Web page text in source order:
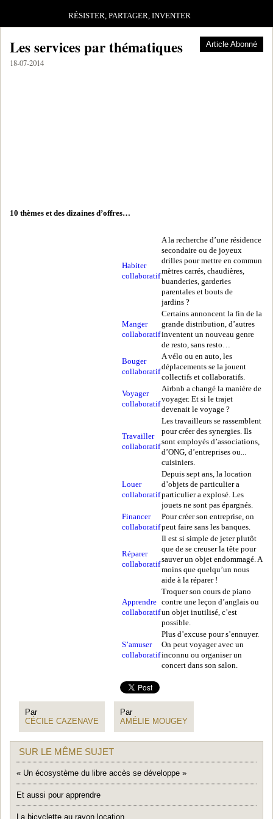
RÉSISTER, PARTAGER, INVENTER
Article Abonné
Les services par thématiques
18-07-2014
10 thèmes et des dizaines d’offres…
Habiter
collaboratif
A la recherche d’une résidence
secondaire ou de joyeux
drilles pour mettre en commun
mètres carrés, chaudières,
buanderies, garderies
parentales et bouts de
jardins ?
Manger
collaboratif
Certains annoncent la fin de la
grande distribution, d’autres
inventent un nouveau genre
de resto, sans resto…
Bouger
collaboratif
A vélo ou en auto, les
déplacements se la jouent
collectifs et collaboratifs.
Voyager
collaboratif
Airbnb a changé la manière de
voyager. Et si le trajet
devenait le voyage ?
Travailler
collaboratif
Les travailleurs se rassemblent
pour créer des synergies. Ils
sont employés d’associations,
d’ONG, d’entreprises ou...
cuisiniers.
Louer
collaboratif
Depuis sept ans, la location
d’objets de particulier a
particulier a explosé. Les
jouets ne sont pas épargnés.
Financer
collaboratif
Pour créer son entreprise, on
peut faire sans les banques.
Réparer
collaboratif
Il est si simple de jeter plutôt
que de se creuser la tête pour
sauver un objet endommagé. A
moins que quelqu’un nous
aide à la réparer !
Apprendre
collaboratif
Troquer son cours de piano
contre une leçon d’anglais ou
un objet inutilisé, c’est
possible.
S’amuser
collaboratif
Plus d’excuse pour s’ennuyer.
On peut voyager avec un
inconnu ou organiser un
concert dans son salon.
Par
CÉCILE CAZENAVE
Par
AMÉLIE MOUGEY
SUR LE MÊME SUJET
« Un écosystème du libre accès se développe »
Et aussi pour apprendre
La bicyclette au rayon location